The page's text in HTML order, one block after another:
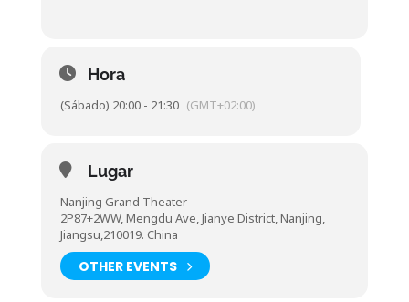
Hora
(Sábado) 20:00 - 21:30 (GMT+02:00)
Lugar
Nanjing Grand Theater
2P87+2WW, Mengdu Ave, Jianye District, Nanjing,
Jiangsu,210019. China
OTHER EVENTS